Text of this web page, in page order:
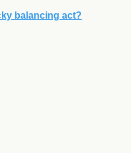
balancing act?